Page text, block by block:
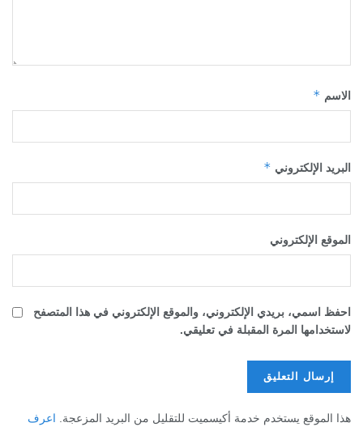
الاسم *
البريد الإلكتروني *
الموقع الإلكتروني
احفظ اسمي، بريدي الإلكتروني، والموقع الإلكتروني في هذا المتصفح
لاستخدامها المرة المقبلة في تعليقي.
هذا الموقع يستخدم خدمة أكيسميت للتقليل من البريد المزعجة. اعرف